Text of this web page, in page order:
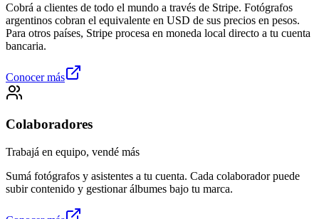
Cobrá a clientes de todo el mundo a través de Stripe. Fotógrafos
argentinos cobran el equivalente en USD de sus precios en pesos.
Para otros países, Stripe procesa en moneda local directo a tu cuenta
bancaria.
Conocer más
Colaboradores
Trabajá en equipo, vendé más
Sumá fotógrafos y asistentes a tu cuenta. Cada colaborador puede
subir contenido y gestionar álbumes bajo tu marca.